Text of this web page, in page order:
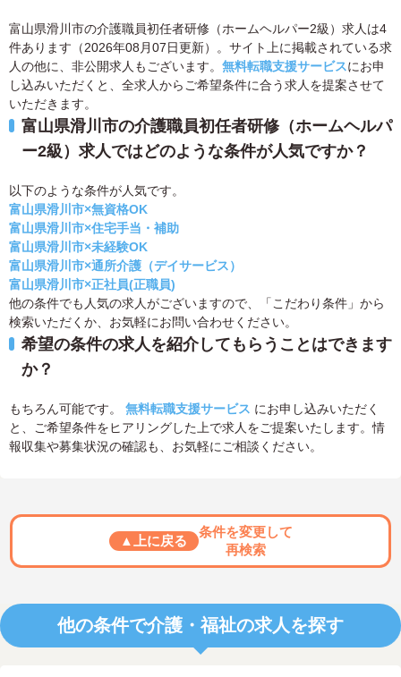
富山県滑川市の介護職員初任者研修（ホームヘルパー2級）求人は4
件あります（2026年08月07日更新）。サイト上に掲載されている求
人の他に、非公開求人もございます。 無料転職支援サービスにお申
し込みいただくと、全求人からご希望条件に合う求人を提案させて
いただきます。
富山県滑川市の介護職員初任者研修（ホームヘルパ
ー2級）求人ではどのような条件が人気ですか？
以下のような条件が人気です。
富山県滑川市×無資格OK
富山県滑川市×住宅手当・補助
富山県滑川市×未経験OK
富山県滑川市×通所介護（デイサービス）
富山県滑川市×正社員(正職員)
他の条件でも人気の求人がございますので、「こだわり条件」から
検索いただくか、お気軽にお問い合わせください。
希望の条件の求人を紹介してもらうことはできます
か？
もちろん可能です。 無料転職支援サービス にお申し込みいただく
と、ご希望条件をヒアリングした上で求人をご提案いたします。情
報収集や募集状況の確認も、お気軽にご相談ください。
▲上に戻る
条件を変更して
再検索
他の条件で介護・福祉の求人を探す